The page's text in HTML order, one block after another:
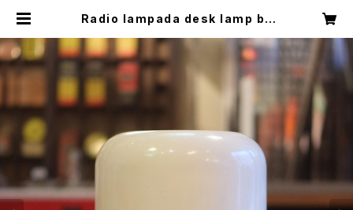
Radio lampada desk lamp by
on, 1970s | ROUTE